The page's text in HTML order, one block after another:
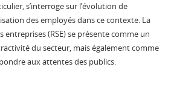
s’interroge sur l’évolution de
des employés dans ce contexte. La
entreprises (RSE) se présente comme un
du secteur, mais également comme
aux attentes des publics.